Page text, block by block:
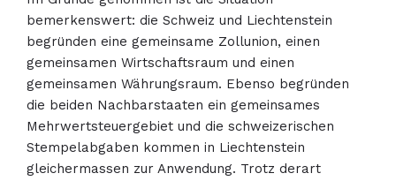
bemerkenswert: die Schweiz und Liechtenstein
begründen eine gemeinsame Zollunion, einen
gemeinsamen Wirtschaftsraum und einen
gemeinsamen Währungsraum. Ebenso begründen
die beiden Nachbarstaaten ein gemeinsames
Mehrwertsteuergebiet und die schweizerischen
Stempelabgaben kommen in Liechtenstein
gleichermassen zur Anwendung. Trotz derart